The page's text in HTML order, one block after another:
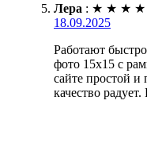
Лера : ★ ★ ★ ★
18.09.2025
Работают
фото 15х15 с
сайте простой
качество